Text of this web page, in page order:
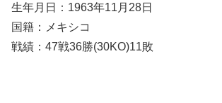
生年月日：1963年11月28日
国籍：メキシコ
戦績：47戦36勝(30KO)11敗